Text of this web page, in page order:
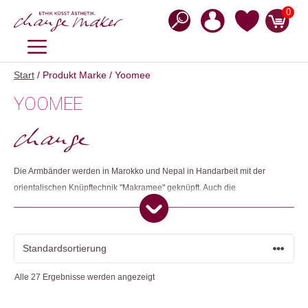
Inhalt
0
MENÜ
Start / Produkt Marke / Yoomee
YOOMEE
Die Armbänder werden in Marokko und Nepal in Handarbeit mit der
orientalischen Knüpftechnik "Makramee" geknüpft. Auch die
Schlüsselanhänger werden aus marokkanischen Bändern hergestellt.
Die Inspiration für die Schmuckstücke ist Byron Bay, Australien: die Natur,
das Meer, das Bohemian Feeling, die Eleganz, die Freiheit, die
Atmosphäre.
Alle 27 Ergebnisse werden angezeigt